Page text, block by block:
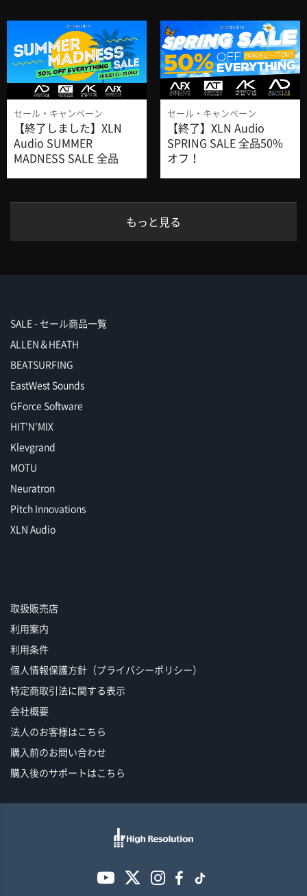
セール・キャンペーン
【終了しました】XLN
Audio SUMMER
MADNESS SALE 全品
セール・キャンペーン
【終了】XLN Audio
SPRING SALE 全品50%
オフ！
もっと見る
SALE - セール商品一覧
ALLEN＆HEATH
BEATSURFING
EastWest Sounds
GForce Software
HIT'N'MIX
Klevgrand
MOTU
Neuratron
Pitch Innovations
XLN Audio
取扱販売店
利用案内
利用条件
個人情報保護方針（プライバシーポリシー）
特定商取引法に関する表示
会社概要
法人のお客様はこちら
購入前のお問い合わせ
購入後のサポートはこちら